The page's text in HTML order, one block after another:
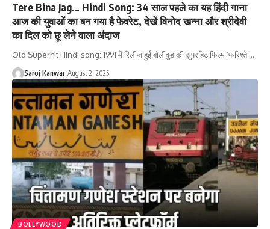
Tere Bina Jag… Hindi Song: 34 साल पहले का यह हिंदी गाना
आज की युवाओं का बन गया है फेवरेट, देखें विनोद खन्ना और श्रीदेवी
का दिल को छू लेने वाला अंदाज
Old Superhit Hindi song: 1991 में रिलीज हुई बॉलीवुड की सुपरहिट फिल्म ‘फरिश्ते'…
Saroj Kanwar August 2, 2025
BOLLYWOOD